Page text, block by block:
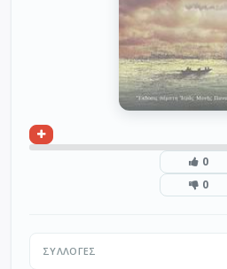
0
0
ΣΥΛΛΟΓΈΣ